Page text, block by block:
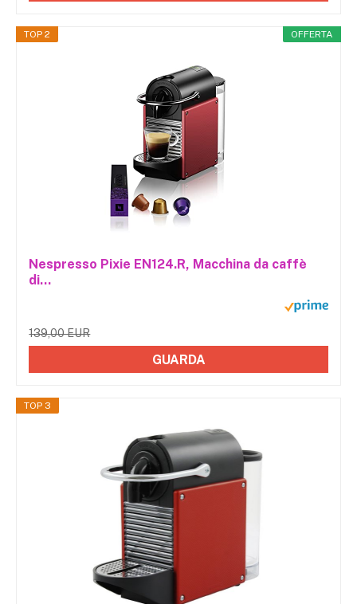
OFFERTA
TOP 2
Nespresso Pixie EN124.R, Macchina da caffè
di...
139,00 EUR
GUARDA
TOP 3